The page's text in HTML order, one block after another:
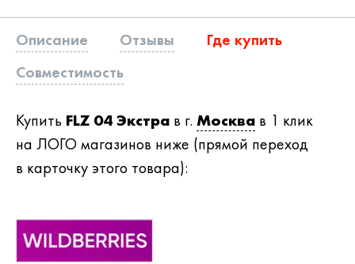
Описание Отзывы
Где купить
Совместимость
Купить FLZ 04 Экстра в г. Москва в 1 клик
на ЛОГО магазинов ниже (прямой переход
в карточку этого товара):